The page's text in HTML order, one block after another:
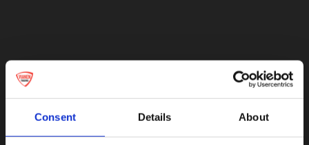
Consent Details About